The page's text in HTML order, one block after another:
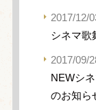
2017/12/
シネマ歌
2017/09/
NEWシ
のお知ら